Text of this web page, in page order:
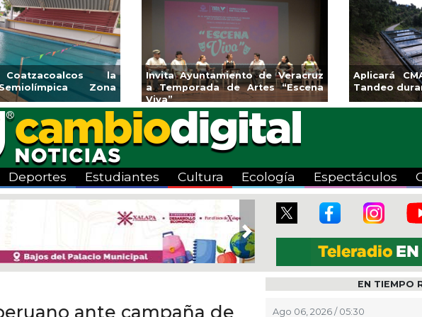
Invita Ayuntamiento de Veracruz
a Temporada de Artes “Escena
Viva”
Aplicará CMAS el Programa de
Tandeo durante agosto
Deportes Estudiantes Cultura Ecología Espectáculos
Next
ante campaña de
EN TIEMPO
Ago 06, 2026 / 05:30